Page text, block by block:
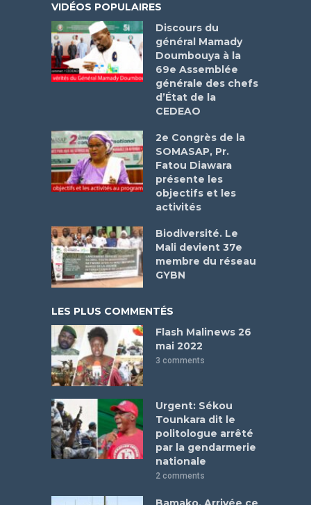
VIDÉOS POPULAIRES
Discours du
général Mamady
Doumbouya à la
69e Assemblée
générale des chefs
d’État de la
CEDEAO
2e Congrès de la
SOMASAP, Pr.
Fatou Diawara
présente les
objectifs et les
activités
Biodiversité. Le
Mali devient 37e
membre du réseau
GYBN
LES PLUS COMMENTÉS
Flash Malinews 26
mai 2022
3 comments
Urgent: Sékou
Tounkara dit le
politologue arrêté
par la gendarmerie
nationale
2 comments